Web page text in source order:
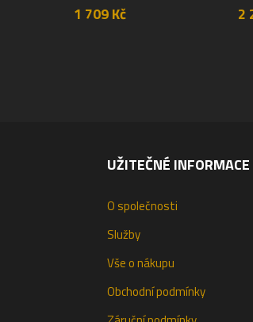
1 709Kč 2
UŽITEČNÉ INFORMACE
O společnosti
Služby
Vše o nákupu
Obchodní podmínky